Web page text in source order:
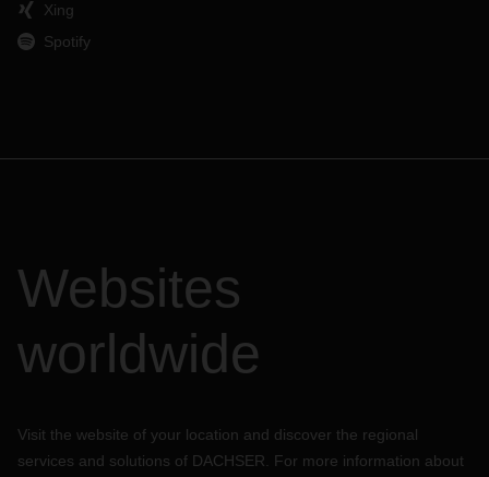
Xing
Spotify
Websites
worldwide
Visit the website of your location and discover the regional
services and solutions of DACHSER. For more information about